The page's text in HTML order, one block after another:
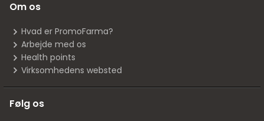
Om os
Hvad er PromoFarma?
Arbejde med os
Health points
Virksomhedens websted
Følg os